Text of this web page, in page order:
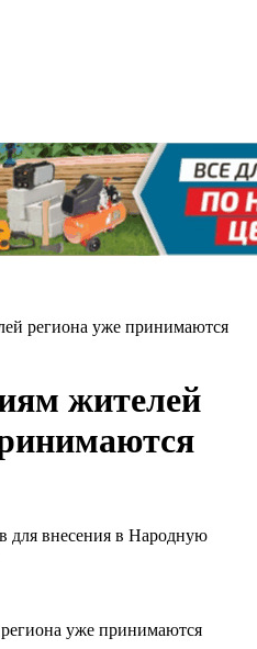
региона уже принимаются
жителей
для внесения в Народную